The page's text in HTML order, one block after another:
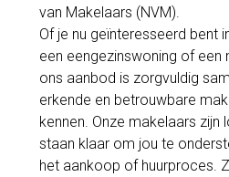
van Makelaars (NVM).
Of je nu geïnteresseerd bent
een eengezinswoning of een
ons aanbod is zorgvuldig
erkende en betrouwbare
kennen. Onze makelaars zijn
staan klaar om jou te
het aankoop of huurproces.